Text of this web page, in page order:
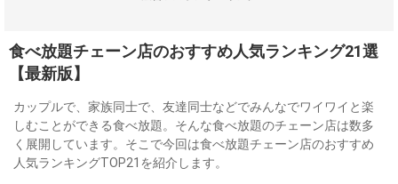
食べ放題チェーン店のおすすめ人気ランキング21選
【最新版】
カップルで、家族同士で、友達同士などでみんなでワイワイと楽
しむことができる食べ放題。そんな食べ放題のチェーン店は数多
く展開しています。そこで今回は食べ放題チェーン店のおすすめ
人気ランキングTOP21を紹介します。